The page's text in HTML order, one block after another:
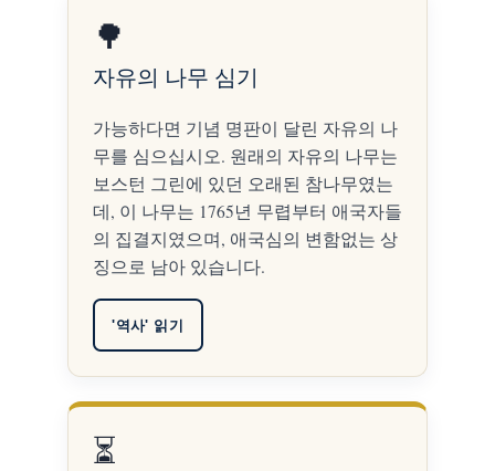
🌳
자유의 나무 심기
가능하다면 기념 명판이 달린 자유의 나
무를 심으십시오. 원래의 자유의 나무는
보스턴 그린에 있던 오래된 참나무였는
데, 이 나무는 1765년 무렵부터 애국자들
의 집결지였으며, 애국심의 변함없는 상
징으로 남아 있습니다.
'역사' 읽기
⏳